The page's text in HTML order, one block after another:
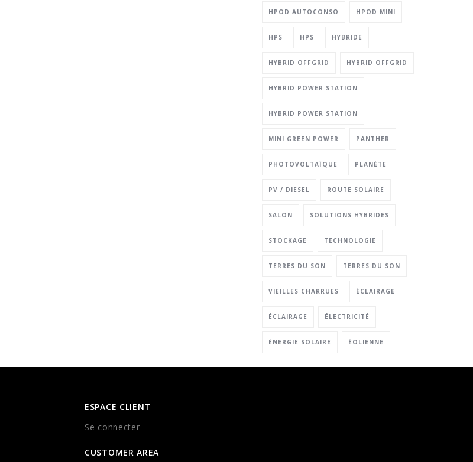
HPOD AUTOCONSO HPOD MINI
HPS HPS HYBRIDE
HYBRID OFFGRID HYBRID OFFGRID
HYBRID POWER STATION
HYBRID POWER STATION
MINI GREEN POWER PANTHER
PHOTOVOLTAÏQUE PLANÈTE
PV / DIESEL ROUTE SOLAIRE
SALON SOLUTIONS HYBRIDES
STOCKAGE TECHNOLOGIE
TERRES DU SON TERRES DU SON
VIEILLES CHARRUES ÉCLAIRAGE
ÉCLAIRAGE ÉLECTRICITÉ
ÉNERGIE SOLAIRE ÉOLIENNE
ESPACE CLIENT
Se connecter
CUSTOMER AREA